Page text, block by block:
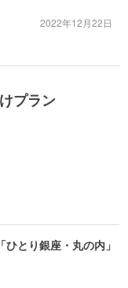
2022年12月22日
プラン
とり銀座・丸の内」